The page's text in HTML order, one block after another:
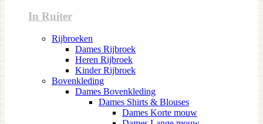
In Ruiter
Rijbroeken
Dames Rijbroek
Heren Rijbroek
Kinder Rijbroek
Bovenkleding
Dames Bovenkleding
Dames Shirts & Blouses
Dames Korte mouw